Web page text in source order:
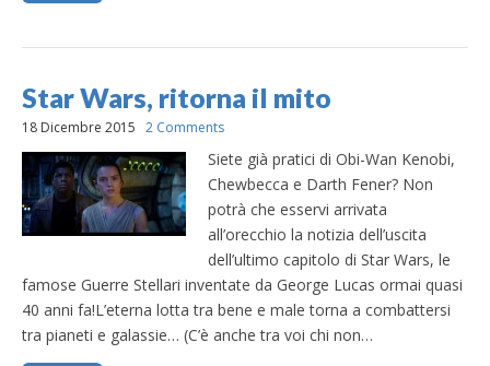
Star Wars, ritorna il mito
18 Dicembre 2015 2 Comments
Siete già pratici di Obi-Wan Kenobi,
Chewbecca e Darth Fener? Non
potrà che esservi arrivata
all’orecchio la notizia dell’uscita
dell’ultimo capitolo di Star Wars, le
famose Guerre Stellari inventate da George Lucas ormai quasi
40 anni fa!L’eterna lotta tra bene e male torna a combattersi
tra pianeti e galassie… (C’è anche tra voi chi non…